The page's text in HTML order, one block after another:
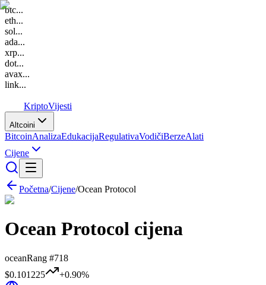
btc...
eth...
sol...
ada...
xrp...
dot...
avax...
link...
KriptoVijesti
Altcoini
BitcoinAnalizaEdukacijaRegulativaVodičiBerzeAlati
Cijene
Početna/Cijene/Ocean Protocol
Ocean Protocol cijena
oceanRang #718
$0.101225
+0.90%